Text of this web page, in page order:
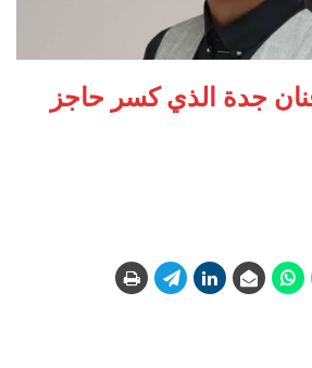
جدة الذي كسر حاجز